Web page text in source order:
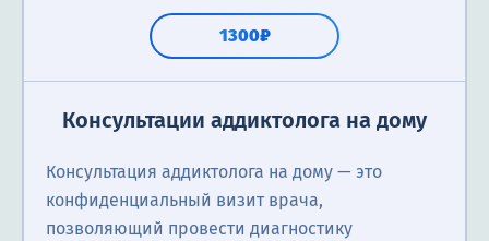
1300₽
Консультации аддиктолога на дому
Консультация аддиктолога на дому — это
конфиденциальный визит врача,
позволяющий провести диагностику